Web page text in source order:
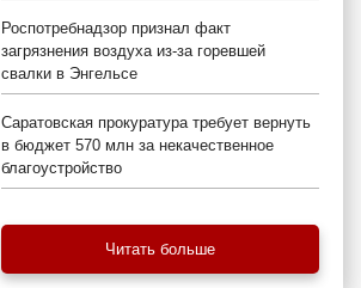
Роспотребнадзор признал факт
загрязнения воздуха из-за горевшей
свалки в Энгельсе
Саратовская прокуратура требует вернуть
в бюджет 570 млн за некачественное
благоустройство
Читать больше